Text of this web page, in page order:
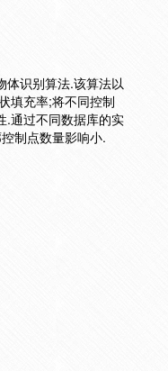
体识别算法.该算法以
填充率;将不同控制
.通过不同数据库的实
制点数量影响小.